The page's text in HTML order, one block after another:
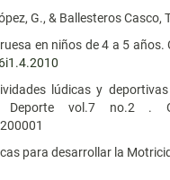
G., & Ballesteros Casco,
en niños de 4 a 5
lúdicas y
Deporte vol.7 no.2 .
para desarrollar la